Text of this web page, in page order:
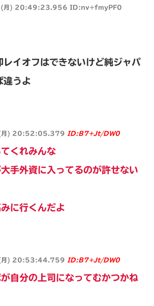
) 20:49:23.956 ID:nv+fmyPF0
レイオフはできないけど純ジャパ
違うよ
) 20:52:05.379 ID:B7+Jt/DW0
くれみんな
手外資に入ってるのが許せない
に行くんだよ
) 20:53:44.759 ID:B7+Jt/DW0
自分の上司になってむかつかね